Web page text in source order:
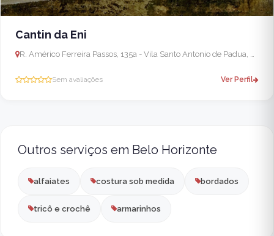
Cantin da Eni
R. Américo Ferreira Passos, 135a - Vila Santo Antonio de Padua, Sabará - MG, 34515-520, Brasil
Sem avaliações Ver Perfil
Outros serviços em Belo Horizonte
alfaiates costura sob medida bordados
tricô e crochê armarinhos